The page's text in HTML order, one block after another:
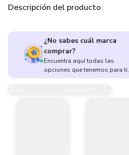
Descripción del producto
¿No sabes cuál marca
comprar?
Encuentra aquí todas las
opciones que tenemos para ti.